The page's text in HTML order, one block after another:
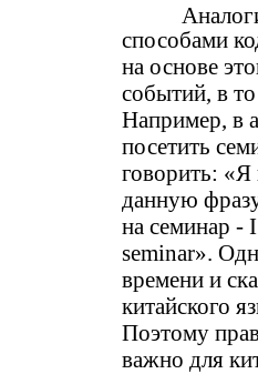
способами
на основе
событий, в
Например, в
посетить
говорить: «Я
данную
на семинар -
seminar».
времени и
китайского
Поэтому
важно для